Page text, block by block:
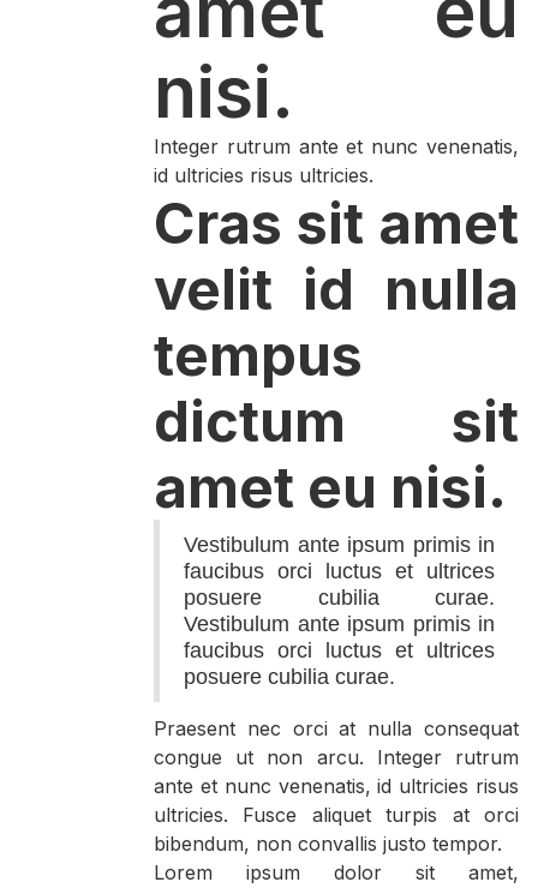
nisi.
Integer rutrum ante et nunc venenatis,
id ultricies risus ultricies.
Cras sit amet
velit id nulla
tempus
dictum sit
amet eu nisi.
Vestibulum ante ipsum primis in
faucibus orci luctus et ultrices
posuere cubilia curae.
Vestibulum ante ipsum primis in
faucibus orci luctus et ultrices
posuere cubilia curae.
Praesent nec orci at nulla consequat
congue ut non arcu. Integer rutrum
ante et nunc venenatis, id ultricies risus
ultricies. Fusce aliquet turpis at orci
bibendum, non convallis justo tempor.
Lorem ipsum dolor sit amet,